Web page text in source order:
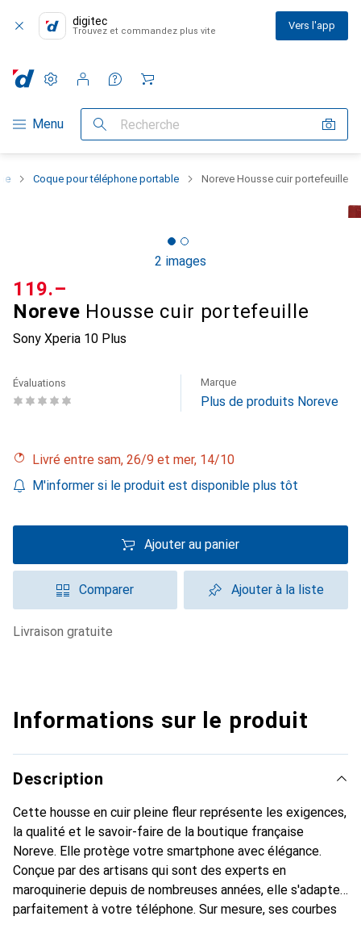
digitec
Trouvez et commandez plus vite Vers l'app
Navigation par catégorie
Menu Recherche
Paramètres
Compte client
Listes de comparaison
Listes d'envies
Panier
Coque pour téléphone portable Noreve Housse cuir portefeuille
2 images
Noreve Housse cuir portefeuille
Sony Xperia 10 Plus
CHF
119.–
Évaluations Marque
Plus de produits Noreve
Livré entre sam, 26/9 et mer, 14/10
M'informer si le produit est disponible plus tôt
Ajouter au panier
Comparer Ajouter à la liste
livraison gratuite
Informations sur le produit
Description
Cette housse en cuir pleine fleur représente les exigences,
la qualité et le savoir-faire de la boutique française
Noreve. Elle protège votre smartphone avec élégance.
Conçue par des artisans qui sont des experts en
maroquinerie depuis de nombreuses années, elle s'adapte
parfaitement à votre téléphone. Sur mesure, ses courbes